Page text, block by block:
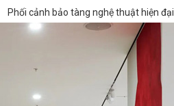
Phối cảnh bảo tàng nghệ thuật hiện đại